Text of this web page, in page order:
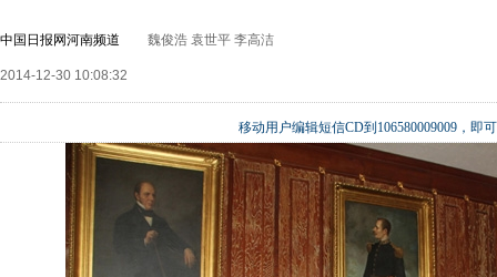
中国日报网河南频道 魏俊浩 袁世平 李高洁
2014-12-30 10:08:32
移动用户编辑短信CD到106580009009，即